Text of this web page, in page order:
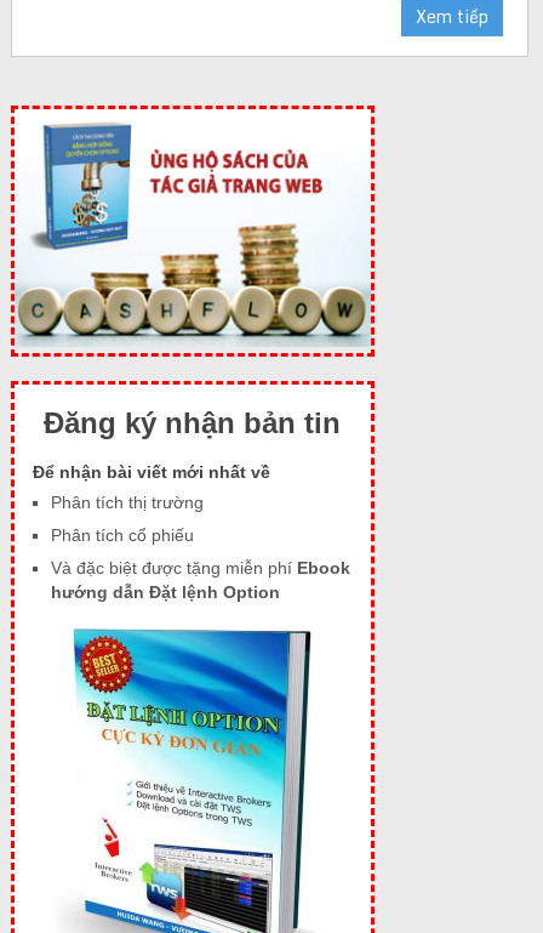
Xem tiếp
Đăng ký nhận bản tin
Để nhận bài viết mới nhất về
Phân tích thị trường
Phân tích cổ phiếu
Và đặc biệt được tặng miễn phí Ebook
hướng dẫn Đặt lệnh Option